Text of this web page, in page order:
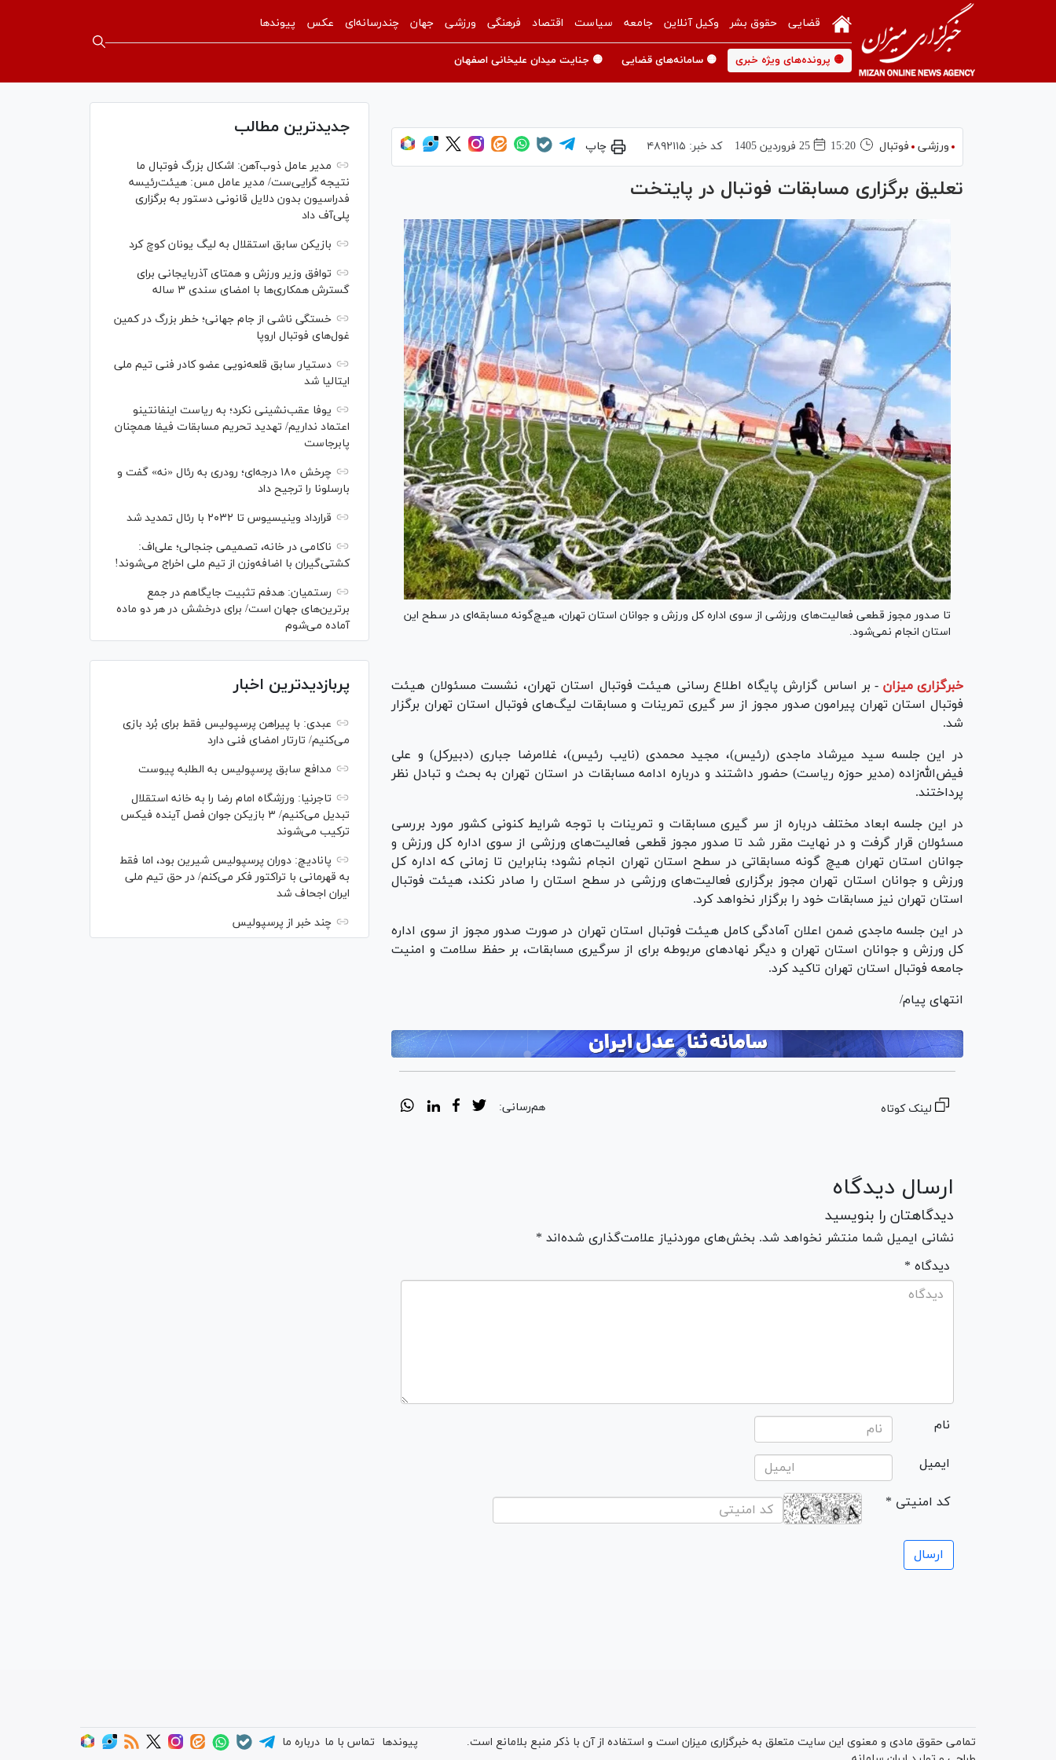
قضایی حقوق بشر وکیل آنلاین جامعه سیاست اقتصاد فرهنگی ورزشی جهان چندرسانه‌ای عکس پیوندها
🟡 پرونده‌های ویژه خبری 🟡 سامانه‌های قضایی 🟡 جنایت میدان علیخانی اصفهان
ورزشی فوتبال 15:20 25 فروردين 1405 کد خبر: ۴۸۹۲۱۱۵ چاپ
تعلیق برگزاری مسابقات فوتبال در پایتخت
تا صدور مجوز قطعی فعالیت‌های ورزشی از سوی اداره کل ورزش و جوانان استان تهران، هیچ‌گونه مسابقه‌ای در سطح این
استان انجام نمی‌شود.
خبرگزاری میزان - بر اساس گزارش پایگاه اطلاع رسانی هیئت فوتبال استان تهران، نشست مسئولان هیئت
فوتبال استان تهران پیرامون صدور مجوز از سر گیری تمرینات و مسابقات لیگ‌های فوتبال استان تهران برگزار
شد.
در این جلسه سید میرشاد ماجدی (رئیس)، مجید محمدی (نایب رئیس)، غلامرضا جباری (دبیرکل) و علی
فیض‌الله‌زاده (مدیر حوزه ریاست) حضور داشتند و درباره ادامه مسابقات در استان تهران به بحث و تبادل نظر
پرداختند.
در این جلسه ابعاد مختلف درباره از سر گیری مسابقات و تمرینات با توجه شرایط کنونی کشور مورد بررسی
مسئولان قرار گرفت و در نهایت مقرر شد تا صدور مجوز قطعی فعالیت‌های ورزشی از سوی اداره کل ورزش و
جوانان استان تهران هیچ گونه مسابقاتی در سطح استان تهران انجام نشود؛ بنابراین تا زمانی که اداره کل
ورزش و جوانان استان تهران مجوز برگزاری فعالیت‌های ورزشی در سطح استان را صادر نکند، هیئت فوتبال
استان تهران نیز مسابقات خود را برگزار نخواهد کرد.
در این جلسه ماجدی ضمن اعلان آمادگی کامل هیئت فوتبال استان تهران در صورت صدور مجوز از سوی اداره
کل ورزش و جوانان استان تهران و دیگر نهاد‌های مربوطه برای از سرگیری مسابقات، بر حفظ سلامت و امنیت
جامعه فوتبال استان تهران تاکید کرد.
انتهای پیام/
لینک کوتاه هم‌رسانی:
ارسال دیدگاه
دیدگاهتان را بنویسید
نشانی ایمیل شما منتشر نخواهد شد. بخش‌های موردنیاز علامت‌گذاری شده‌اند *
* دیدگاه
نام
ایمیل
* کد امنیتی
جدیدترین مطالب
مدیر عامل ذوب‌آهن: اشکال بزرگ فوتبال ما
نتیجه گرایی‌ست/ مدیر عامل مس: هیئت‌رئیسه
فدراسیون بدون دلایل قانونی دستور به برگزاری
پلی‌آف داد
بازیکن سابق استقلال به لیگ یونان کوچ کرد
توافق وزیر ورزش و همتای آذربایجانی برای
گسترش همکاری‌ها با امضای سندی ۳ ساله
خستگی ناشی از جام جهانی؛ خطر بزرگ در کمین
غول‌های فوتبال اروپا
دستیار سابق قلعه‌نویی عضو کادر فنی تیم ملی
ایتالیا شد
یوفا عقب‌نشینی نکرد؛ به ریاست اینفانتینو
اعتماد نداریم/ تهدید تحریم مسابقات فیفا همچنان
پابرجاست
چرخش ۱۸۰ درجه‌ای؛ رودری به رئال «نه» گفت و
بارسلونا را ترجیح داد
قرارداد وینیسیوس تا ۲۰۳۲ با رئال‌ تمدید شد
ناکامی در خانه، تصمیمی جنجالی؛ علی‌اف:
کشتی‌گیران با اضافه‌وزن از تیم ملی اخراج می‌شوند!
رستمیان: هدفم تثبیت جایگاهم در جمع
برترین‌های جهان است/ برای درخشش در هر دو ماده
آماده می‌شوم
پربازدیدترین اخبار
عبدی: با پیراهن پرسپولیس فقط برای بُرد بازی
می‌کنیم/ تارتار امضای فنی دارد
مدافع سابق پرسپولیس به الطلبه پیوست
تاجرنیا: ورزشگاه امام رضا را به خانه استقلال
تبدیل می‌کنیم/ ۳ بازیکن جوان فصل آینده فیکس
ترکیب می‌شوند
پانادیچ: دوران پرسپولیس شیرین بود، اما فقط
به قهرمانی با تراکتور فکر می‌کنم/ در حق تیم ملی
ایران اجحاف شد
چند خبر از پرسپولیس
تمامی حقوق مادی و معنوی این سایت متعلق به خبرگزاری میزان است و استفاده از آن با ذکر منبع بلامانع است.
پیوندها تماس با ما درباره ما